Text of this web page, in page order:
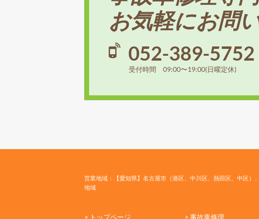
お気軽にお問
052-389-5752
受付時間 09:00〜19:00(日曜定休)
営業地域：【愛知県】名古屋市（港区、中川区、熱田区、中区）
地域
> トップページ > 事故車修理